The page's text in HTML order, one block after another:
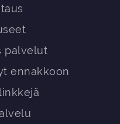
palvelut
ennakkoon